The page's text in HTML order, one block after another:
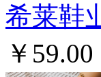
希莱鞋
￥59.00